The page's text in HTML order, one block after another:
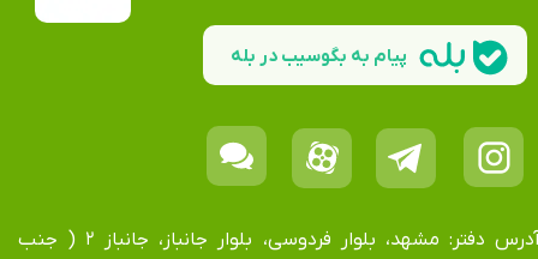
آدرس دفتر: مشهد، بلوار فردوسی، بلوار جانباز، جانباز ۲ ( جنب
پیام به بگوسیب در بله